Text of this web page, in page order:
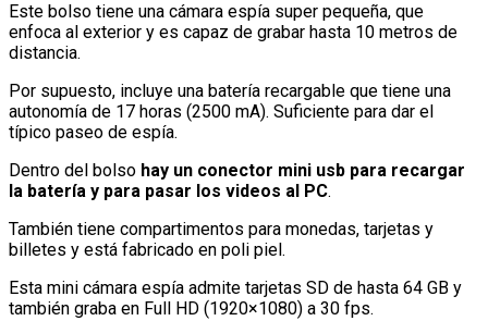
Este bolso tiene una cámara espía super pequeña, que
enfoca al exterior y es capaz de grabar hasta 10 metros de
distancia.
Por supuesto, incluye una batería recargable que tiene una
autonomía de 17 horas (2500 mA). Suficiente para dar el
típico paseo de espía.
Dentro del bolso hay un conector mini usb para recargar
la batería y para pasar los videos al PC.
También tiene compartimentos para monedas, tarjetas y
billetes y está fabricado en poli piel.
Esta mini cámara espía admite tarjetas SD de hasta 64 GB y
también graba en Full HD (1920×1080) a 30 fps.